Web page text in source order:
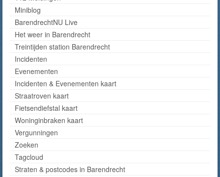
Miniblog
BarendrechtNU Live
Het weer in Barendrecht
Treintijden station Barendrecht
Incidenten
Evenementen
Incidenten & Evenementen kaart
Straatroven kaart
Fietsendiefstal kaart
Woninginbraken kaart
Vergunningen
Zoeken
Tagcloud
Straten & postcodes in Barendrecht